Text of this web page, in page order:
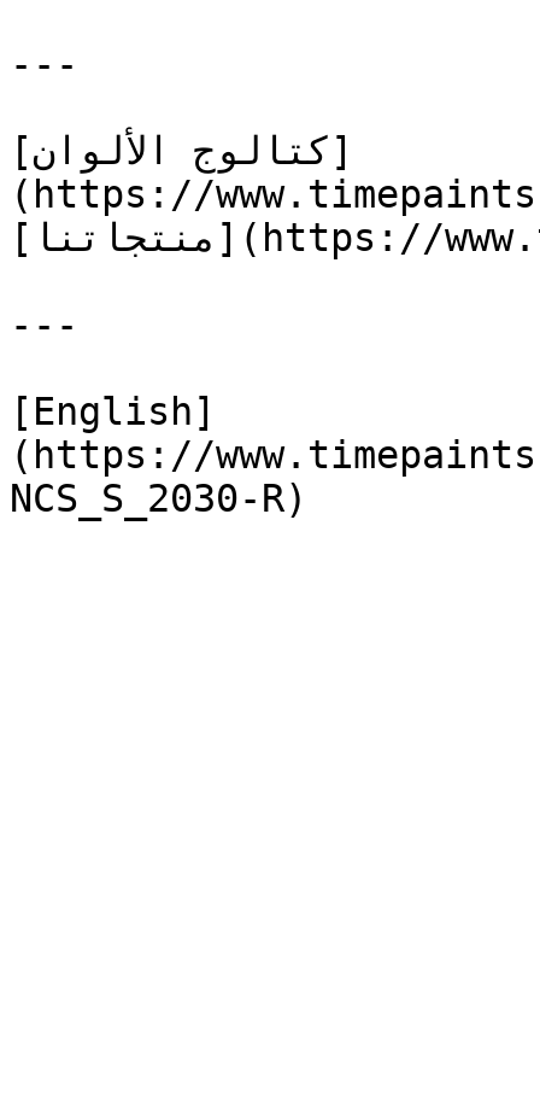
---
[كتالوج الألوان]
(https://
[منتجاتنا](https://www.timepaints.com/ar/products)
---
[English]
(https://
NCS_S_2030-R)